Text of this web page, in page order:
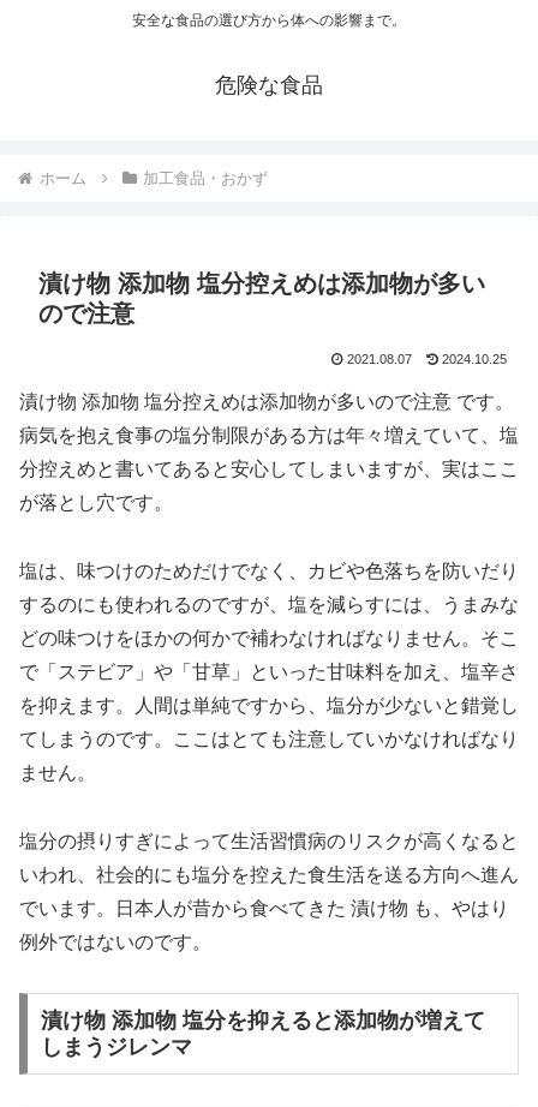
安全な食品の選び方から体への影響まで。
危険な食品
ホーム 加工食品・おかず
漬け物 添加物 塩分控えめは添加物が多い
ので注意
2021.08.07 2024.10.25
漬け物 添加物 塩分控えめは添加物が多いので注意 です。
病気を抱え食事の塩分制限がある方は年々増えていて、塩
分控えめと書いてあると安心してしまいますが、実はここ
が落とし穴です。
塩は、味つけのためだけでなく、カビや色落ちを防いだり
するのにも使われるのですが、塩を減らすには、うまみな
どの味つけをほかの何かで補わなければなりません。そこ
で「ステビア」や「甘草」といった甘味料を加え、塩辛さ
を抑えます。人間は単純ですから、塩分が少ないと錯覚し
てしまうのです。ここはとても注意していかなければなり
ません。
塩分の摂りすぎによって生活習慣病のリスクが高くなると
いわれ、社会的にも塩分を控えた食生活を送る方向へ進ん
でいます。日本人が昔から食べてきた 漬け物 も、やはり
例外ではないのです。
漬け物 添加物 塩分を抑えると添加物が増えて
しまうジレンマ